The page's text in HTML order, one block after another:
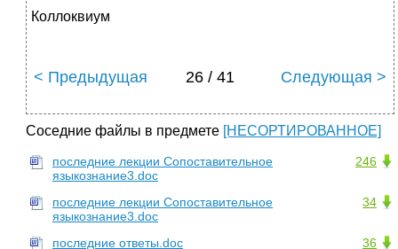
Коллоквиум
< Предыдущая 26 / 41 Следующая >
Соседние файлы в предмете [НЕСОРТИРОВАННОЕ]
246
последние лекции Сопоставительное
языкознание3.doc
34
последние лекции Сопоставительное
языкознание3.doc
36
последние ответы.doc